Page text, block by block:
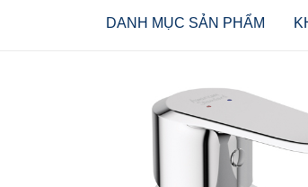
DANH MỤC SẢN PHẨM